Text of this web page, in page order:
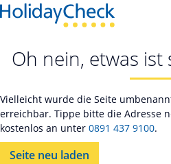
Oh nein, etwas ist
Vielleicht wurde die Seite
erreichbar. Tippe bitte die Adresse
kostenlos an unter 0891 437 9100.
Seite neu laden